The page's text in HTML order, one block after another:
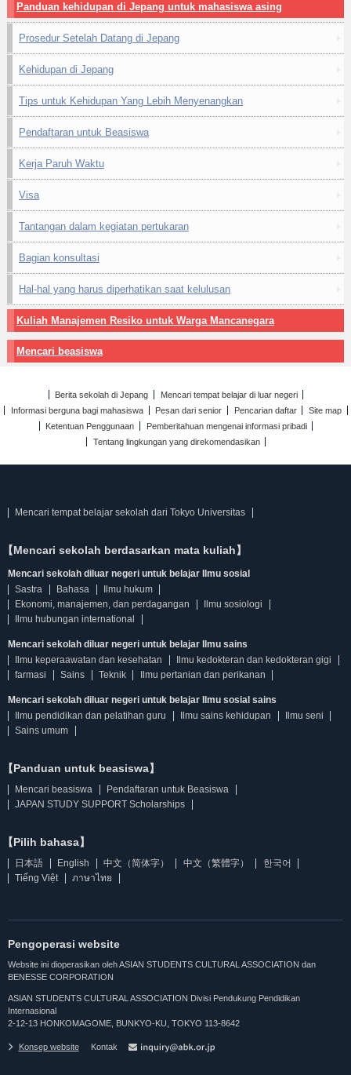
Panduan kehidupan di Jepang untuk mahasiswa asing
Prosedur Setelah Datang di Jepang
Kehidupan di Jepang
Tips untuk Kehidupan Yang Lebih Menyenangkan
Pendaftaran untuk Beasiswa
Kerja Paruh Waktu
Visa
Tantangan dalam kegiatan pertukaran
Bagian konsultasi
Hal-hal yang harus diperhatikan saat kelulusan
Kuliah Manajemen Resiko untuk Warga Mancanegara
Mencari beasiswa
Berita sekolah di Jepang
Mencari tempat belajar di luar negeri
Informasi berguna bagi mahasiswa
Pesan dari senior Pencarian daftar
Site map
Ketentuan Penggunaan
Pemberitahuan mengenai informasi pribadi
Tentang lingkungan yang direkomendasikan
Mencari tempat belajar sekolah dari Tokyo Universitas
【Mencari sekolah berdasarkan mata kuliah】
Mencari sekolah diluar negeri untuk belajar Ilmu sosial
Sastra
Bahasa
Ilmu hukum
Ekonomi, manajemen, dan perdagangan
Ilmu sosiologi
Ilmu hubungan international
Mencari sekolah diluar negeri untuk belajar Ilmu sains
Ilmu keperaawatan dan kesehatan
Ilmu kedokteran dan kedokteran gigi
farmasi
Sains Teknik Ilmu pertanian dan perikanan
Mencari sekolah diluar negeri untuk belajar Ilmu sosial sains
Ilmu pendidikan dan pelatihan guru
Ilmu sains kehidupan
Ilmu seni
Sains umum
【Panduan untuk beasiswa】
Mencari beasiswa
Pendaftaran untuk Beasiswa
JAPAN STUDY SUPPORT Scholarships
【Pilih bahasa】
日本語 English 中文（简体字） 中文（繁體字）
한국어
Tiếng Việt
ภาษาไทย
Pengoperasi website
Website ini dioperasikan oleh ASIAN STUDENTS CULTURAL ASSOCIATION dan
BENESSE CORPORATION
ASIAN STUDENTS CULTURAL ASSOCIATION Divisi Pendukung Pendidikan
Internasional
2-12-13 HONKOMAGOME, BUNKYO-KU, TOKYO 113-8642
Konsep website Kontak